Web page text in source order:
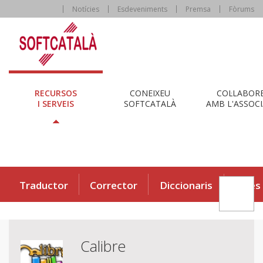
Notícies Esdeveniments Premsa Fòrums
RECURSOS
I SERVEIS
CONEIXEU
SOFTCATALÀ
AMB
Traductor Corrector Diccionaris Eines
Calibre